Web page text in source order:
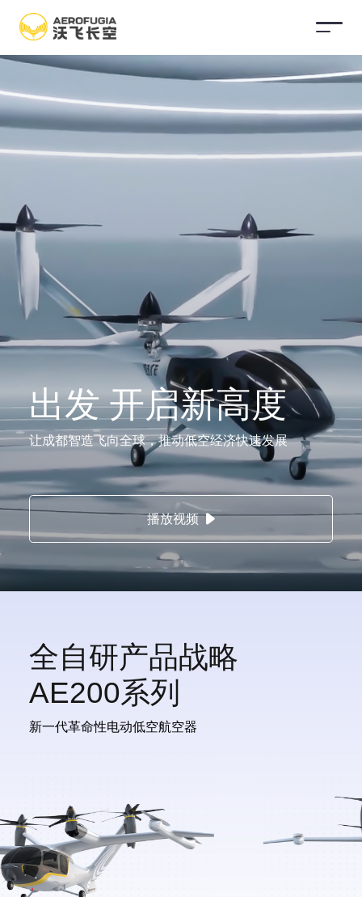
出发 开启新高度
让成都智造飞向全球，推动低空经济快速发展
播放视频
全自研产品战略
AE200系列
新一代革命性电动低空航空器